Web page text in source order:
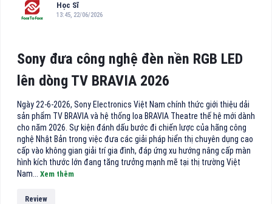
Học Sĩ
13:45, 22/06/2026
Sony đưa công nghệ đèn nền RGB LED
lên dòng TV BRAVIA 2026
Ngày 22-6-2026, Sony Electronics Việt Nam chính thức giới thiệu dải
sản phẩm TV BRAVIA và hệ thống loa BRAVIA Theatre thế hệ mới dành
cho năm 2026. Sự kiện đánh dấu bước đi chiến lược của hãng công
nghệ Nhật Bản trong việc đưa các giải pháp hiển thị chuyên dụng cao
cấp vào không gian giải trí gia đình, đáp ứng xu hướng nâng cấp màn
hình kích thước lớn đang tăng trưởng mạnh mẽ tại thị trường Việt
Nam... Xem thêm
Review